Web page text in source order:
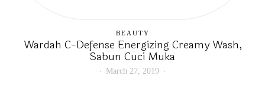
BEAUTY
Wardah C-Defense Energizing Creamy Wash,
Sabun Cuci Muka
March 27, 2019